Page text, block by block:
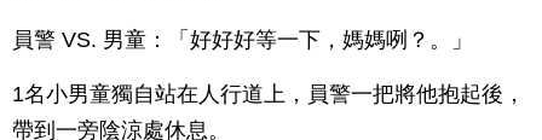
員警 VS. 男童：「好好好等一下，媽媽咧？。」
1名小男童獨自站在人行道上，員警一把將他抱起後，
帶到一旁陰涼處休息。